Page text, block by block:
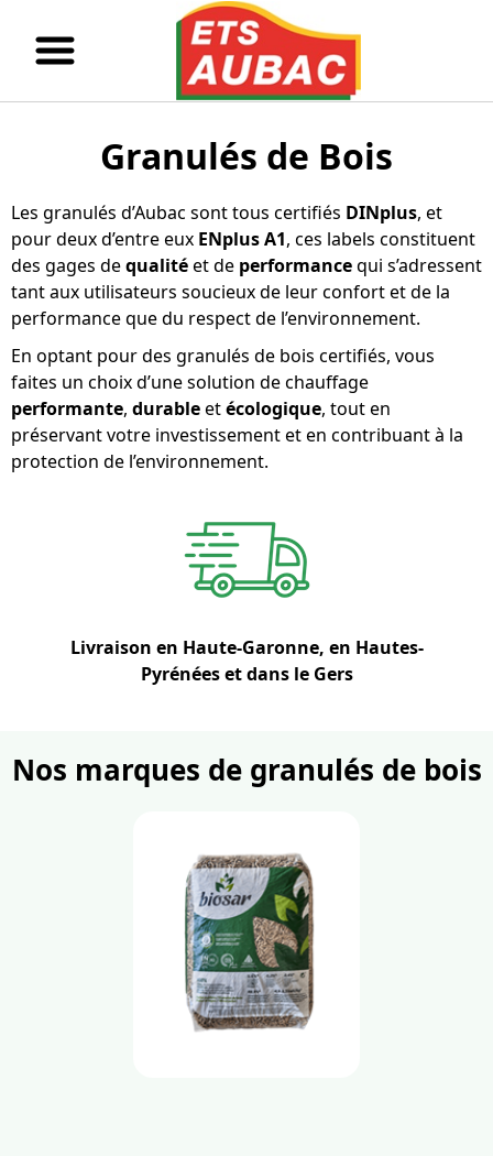
Granulés de Bois
Les granulés d’Aubac sont tous certifiés DINplus, et
pour deux d’entre eux ENplusA1, ces labels constituent
des gages dequalitéet de performancequi s’adressent
tant aux utilisateurs soucieux de leur confort et de la
performance que du respect de l’environnement.
En optant pour des granulés de bois certifiés, vous
faites un choix d’une solution de chauffage
performante, durableetécologique, tout en
préservant votre investissement et en contribuant à la
protection de l’environnement.
Livraison en Haute-Garonne, en Hautes-
Pyrénées et dans le Gers
Nos marques de granulés de bois